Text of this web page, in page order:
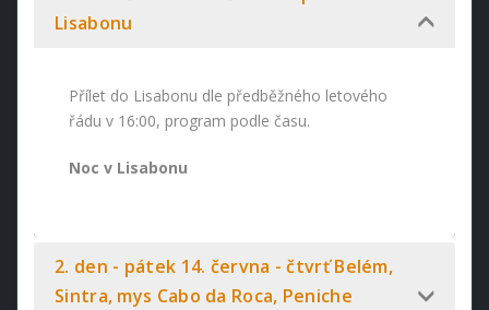
Lisabonu
Přílet do Lisabonu dle předběžného letového
řádu v 16:00, program podle času.
Noc v Lisabonu
2. den - pátek 14. června - čtvrť Belém,
Sintra, mys Cabo da Roca, Peniche